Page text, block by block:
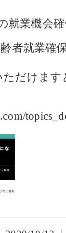
就業機会
者就業確
だけます